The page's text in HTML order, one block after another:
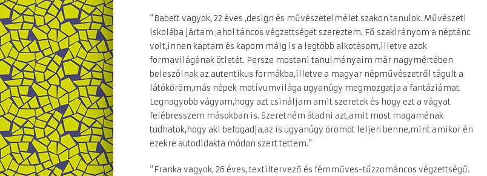
“Babett vagyok, 22 éves ,design és művészetelmélet szakon tanulok. Művészeti
iskolába jártam ,ahol táncos végzettséget szereztem. Fő szakirányom a néptánc
volt,innen kaptam és kapom máig is a legtöbb alkotásom,illetve azok
formavilágának ötletét. Persze mostani tanulmányaim már nagymértében
beleszólnak az autentikus formákba,illetve a magyar népművészetről tágult a
látóköröm,más népek motívumvilága ugyanúgy megmozgatja a fantáziámat.
Legnagyobb vágyam,hogy azt csináljam amit szeretek és hogy ezt a vágyat
felébresszem másokban is. Szeretném átadni azt,amit most magaménak
tudhatok,hogy aki befogadja,az is ugyanúgy örömöt leljen benne,mint amikor én
ezekre autodidakta módon szert tettem.”
“Franka vagyok, 26 éves, textiltervező és fémműves-tűzzománcos végzettségű.